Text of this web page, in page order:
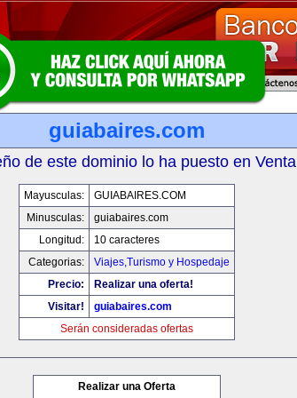
guiabaires.com
de este dominio lo ha puesto en Venta
Mayusculas:
GUIABAIRES.COM
Minusculas:
guiabaires.com
Longitud:
10 caracteres
Categorias:
Viajes,Turismo y Hospedaje
Precio:
Realizar una oferta!
Visitar!
guiabaires.com
Serán consideradas ofertas
Realizar una Oferta